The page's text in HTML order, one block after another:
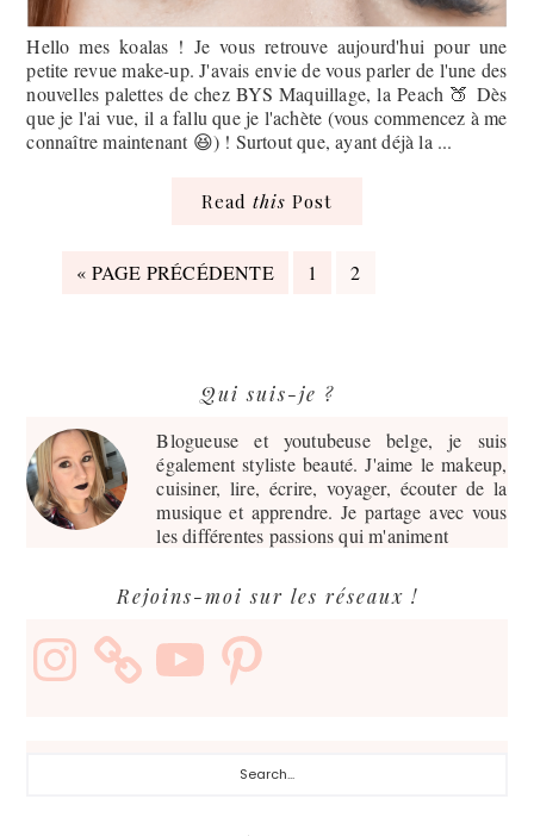
Hello mes koalas ! Je vous retrouve aujourd'hui pour une
petite revue make-up. J'avais envie de vous parler de l'une des
nouvelles palettes de chez BYS Maquillage, la Peach 🍑 Dès
que je l'ai vue, il a fallu que je l'achète (vous commencez à me
connaître maintenant 😆) ! Surtout que, ayant déjà la ...
Read this Post
« ALLER
PAGE PRÉCÉDENTE PAGE
1 PAGE
2
principale
Qui suis-je ?
Blogueuse et youtubeuse belge, je suis
également styliste beauté. J'aime le makeup,
cuisiner, lire, écrire, voyager, écouter de la
musique et apprendre. Je partage avec vous
les différentes passions qui m'animent
Rejoins-moi sur les réseaux !
Instagram
YouTube Pinterest